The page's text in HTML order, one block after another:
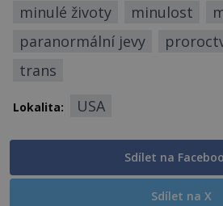
minulé životy
minulost
paranormální jevy
trans
Lokalita: USA
Sdílet na
Sdílet na X